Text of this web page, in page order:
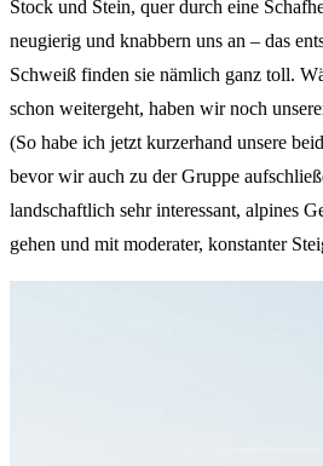
Stock und Stein, quer durch eine
neugierig und knabbern uns an – das
Schweiß finden sie nämlich ganz toll.
schon weitergeht, haben wir noch
(So habe ich jetzt kurzerhand unsere
bevor wir auch zu der Gruppe
landschaftlich sehr interessant, alpines
gehen und mit moderater, konstanter